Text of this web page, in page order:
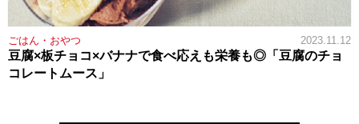
ごはん・おやつ 2023.11.12
豆腐×板チョコ×バナナで食べ応えも栄養も◎「豆腐のチョ
コレートムース」